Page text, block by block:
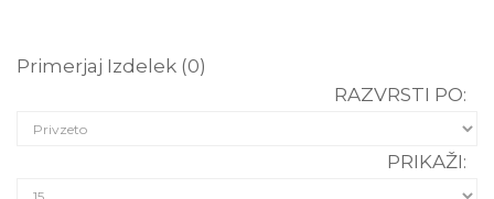
Primerjaj Izdelek (0)
RAZVRSTI PO:
PRIKAŽI: